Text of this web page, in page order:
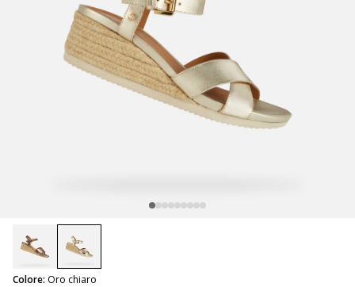
Colore: Oro chiaroselected